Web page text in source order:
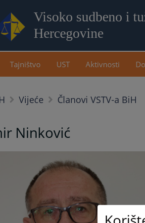
Visoko sudbeno i
Hercegovine
Tajništvo UST Aktivnosti
Vijeće Članovi VSTV-a BiH
Ninković